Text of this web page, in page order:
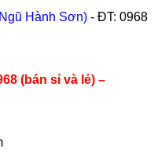
Hành Sơn) - ĐT: 0968
(bán sỉ và lẻ) –